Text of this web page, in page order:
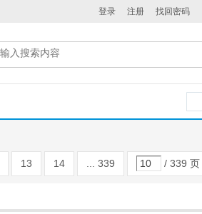
登录 注册 找回密码
13 14 ... 339 / 339 页